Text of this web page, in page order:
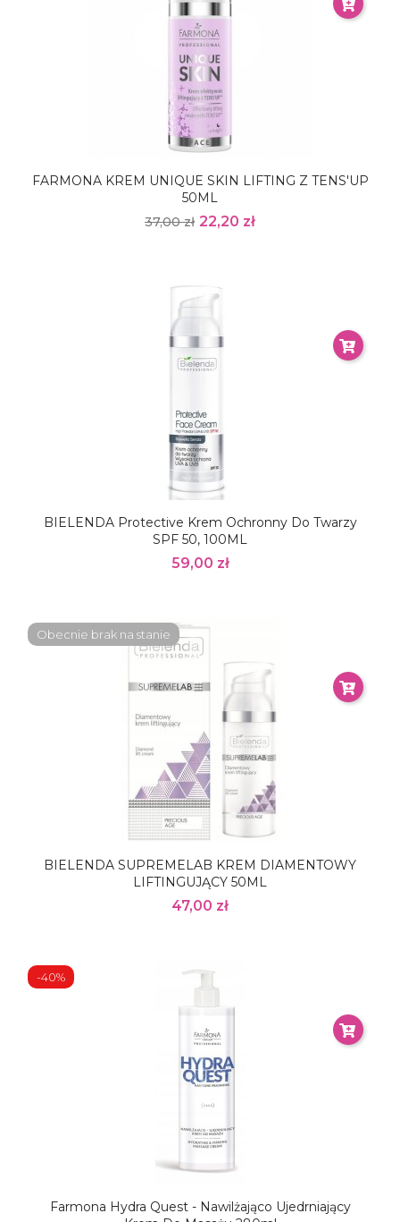
FARMONA KREM UNIQUE SKIN LIFTING Z TENS'UP
50ML
37,00 zł 22,20 zł
BIELENDA Protective Krem Ochronny Do Twarzy
SPF 50, 100ML
59,00 zł
BIELENDA SUPREMELAB KREM DIAMENTOWY
LIFTINGUJĄCY 50ML
47,00 zł
Obecnie brak na stanie
Farmona Hydra Quest - Nawilżająco Ujedrniający
-40%